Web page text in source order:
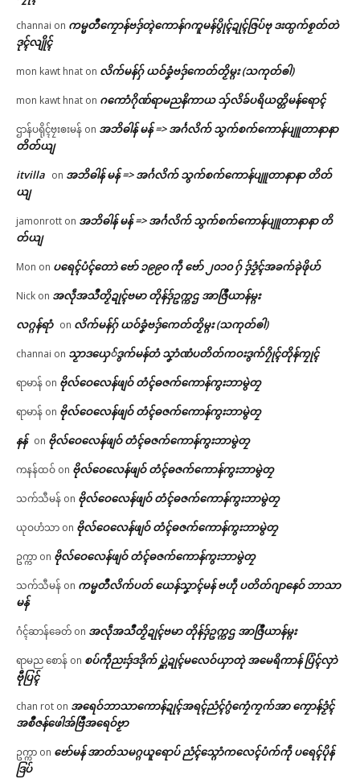
channai on ကမ္မတဳကၠောန်ဗဒှ်တ္ၚဲကောန်ဂကူမန်ပွိုၚ်ဍုၚ်ဇြပ်ဗု ဒးထ္ပက်စၟတ်တဲ
ဒုၚ်လျိုၚ်
mon kawt hnat on လိက်မန်ဂှ် ယဝ်ခၞံဗဒှ်ကေတ်တၟိမ္ဂး (သကုတ်ၜါ)
mon kawt hnat on ဂကောံဂိုဏ်ရာမညနိကာယ သှ်လိခ်ပရိယတ္တိမန်ရောၚ်
ဌာန်ပရိုၚ်ဗၠးၜးမန် on အဘိဓါန် မန် => အၚ်္ဂလိက် သွက်စက်ကောန်ပျူတာနာနာ
တိတ်ယျ
itvilla on အဘိဓါန် မန် => အၚ်္ဂလိက် သွက်စက်ကောန်ပျူတာနာနာ တိတ်
ယျ
jamonrott on အဘိဓါန် မန် => အၚ်္ဂလိက် သွက်စက်ကောန်ပျူတာနာနာ တိ
တ်ယျ
Mon on ပရေၚ်ပံၚ်တောဲ ဗော် ၁၉၉၀ ကဵု ဗော် ၂၀၁၀ ဂှ် ဒှ်ဒၟံၚ်အခက်ခုဲဖိုဟ်
Nick on အလဵုအသဳတၟိဍုၚ်ဗမာ တိုန်ဒှ်ဥက္ကဌ အာဇြဳယာန်မ္ဂး
လဂ္ဂန်ရာံ on လိက်မန်ဂှ် ယဝ်ခၞံဗဒှ်ကေတ်တၟိမ္ဂး (သကုတ်ၜါ)
channai on သၟာဒယှေ်ဒွက်မန်တံ သၞာံဏံပတိတ်ကဝးဒွက်ဂၠိုၚ်တိုန်ကၠုၚ်
ရာမာန် on ဗိုလ်ဝေလေန်ဖျဝ် တံၚ်ဓဇက်ကောန်ကွးဘာမွဲတၠ
ရာမာန် on ဗိုလ်ဝေလေန်ဖျဝ် တံၚ်ဓဇက်ကောန်ကွးဘာမွဲတၠ
နန် on ဗိုလ်ဝေလေန်ဖျဝ် တံၚ်ဓဇက်ကောန်ကွးဘာမွဲတၠ
ကနန်ထဝ် on ဗိုလ်ဝေလေန်ဖျဝ် တံၚ်ဓဇက်ကောန်ကွးဘာမွဲတၠ
သက်သီမန် on ဗိုလ်ဝေလေန်ဖျဝ် တံၚ်ဓဇက်ကောန်ကွးဘာမွဲတၠ
ယုဝဟံသာ on ဗိုလ်ဝေလေန်ဖျဝ် တံၚ်ဓဇက်ကောန်ကွးဘာမွဲတၠ
ဥက္ကာ on ဗိုလ်ဝေလေန်ဖျဝ် တံၚ်ဓဇက်ကောန်ကွးဘာမွဲတၠ
သက်သီမန် on ကမ္မတဳလိက်ပတ် ယေန်သၞာၚ်မန် ဗဟဵု ပတိတ်ဂျာနေဝ် ဘာသာ
မန်
ဂံၚ်ဆာန်ခေတ် on အလဵုအသဳတၟိဍုၚ်ဗမာ တိုန်ဒှ်ဥက္ကဌ အာဇြဳယာန်မ္ဂး
ရာမည စောန် on စပ်ကဵုညးဒှ်ဒဒိုက် ပ္ဋဲဍုၚ်မလေဝ်ယှာတုဲ အမေရိကာန် ပြံၚ်လှာဲ
ဗီုပြၚ်
chan rot on အရေဝ်ဘာသာကောန်ဍုၚ်အရၚ်ညံၚ်ဂွံကၠေံကၠက်အာ ကၠောန်ဒၟံၚ်
အစဳဇန်ဖေါအ်ဗြဳအရေဝ်ဗၟာ
ဥက္ကာ on ဗော်မန် အာတ်သမဂ္ဂယူရောပ် ညံၚ်သ္ဂောံကလေၚ်ပံက်ကဵု ပရေၚ်ပိုန်
ဒြပ်